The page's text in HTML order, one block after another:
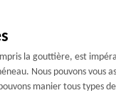
la gouttière, est
Nous pouvons vous
manier tous types